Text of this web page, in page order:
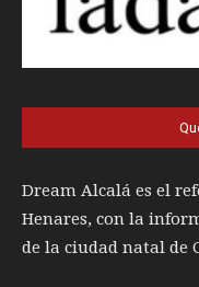
Dream Alcalá es el
Henares, con la
de la ciudad natal de